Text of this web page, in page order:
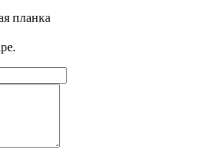
планка